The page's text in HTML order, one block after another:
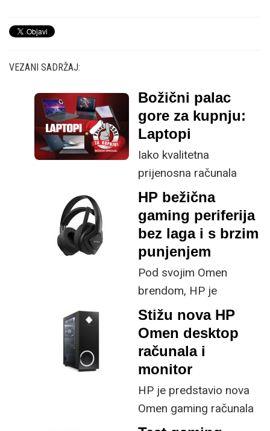
VEZANI SADRŽAJ:
Božični palac
gore za kupnju:
Laptopi
Iako kvalitetna
prijenosna računala
nisu jednostavna
kupnja, već promišljena
investicija, moderan i
sposoban laptop će
zasigurno biti poklon
koji nikoga neće ostaviti
ravnodušnim. Danas
možete pronaći zaista
različite vrste laptopa
za širok spektar
namjena – od poslovnih
korisnika i dizajnera do
gamera. Bitno je samo
prepoznati modele koji
HP bežična
gaming periferija
bez laga i s brzim
punjenjem
Pod svojim Omen
brendom, HP je
predstavio gaming
trojac periferije u vidu
novih bežičnih slušalica,
miša i tipkovnice. Sva tri
Warp wireless
tehnologiju koja
Stižu nova HP
Omen desktop
računala i
monitor
HP je predstavio nova
Omen gaming računala
koja donose nova